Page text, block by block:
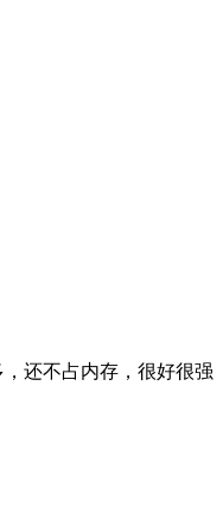
还不占内存，很好很强